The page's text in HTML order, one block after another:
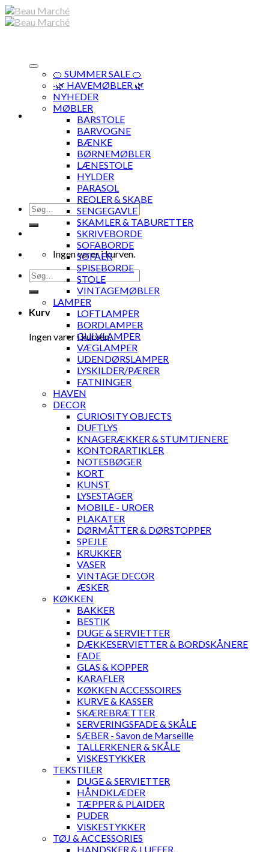
Skip
to
Søg
efter:
Ingen varer i kurven.
Søg
efter:
Kurv
Ingen varer i kurven.
🍊 SUMMER SALE 🍊
·🌿 HAVEMØBLER 🌿
NYHEDER
MØBLER
BARSTOLE
BARVOGNE
BÆNKE
BØRNEMØBLER
LÆNESTOLE
HYLDER
PARASOL
REOLER & SKABE
SENGEGAVLE
SKAMLER & TABURETTER
SKRIVEBORDE
SOFABORDE
SOFAER
SPISEBORDE
STOLE
VINTAGEMØBLER
LAMPER
LOFTLAMPER
BORDLAMPER
GULVLAMPER
VÆGLAMPER
UDENDØRSLAMPER
LYSKILDER/PÆRER
FATNINGER
HAVEN
DECOR
CURIOSITY OBJECTS
DUFTLYS
KNAGERÆKKER & STUMTJENERE
KONTORARTIKLER
NOTESBØGER
KORT
KUNST
LYSESTAGER
MOBILE - UROER
PLAKATER
DØRMÅTTER & DØRSTOPPER
SPEJLE
KRUKKER
VASER
VINTAGE DECOR
ÆSKER
KØKKEN
BAKKER
BESTIK
DUGE & SERVIETTER
DÆKKESERVIETTER & BORDSKÅNERE
FADE
GLAS & KOPPER
KARAFLER
KØKKEN ACCESSOIRES
KURVE & KASSER
SKÆREBRÆTTER
SERVERINGSFADE & SKÅLE
SÆBER - Savon de Marseille
TALLERKENER & SKÅLE
VISKESTYKKER
TEKSTILER
DUGE & SERVIETTER
HÅNDKLÆDER
TÆPPER & PLAIDER
PUDER
VISKESTYKKER
TØJ & ACCESSORIES
HANDSKER & LUFFER